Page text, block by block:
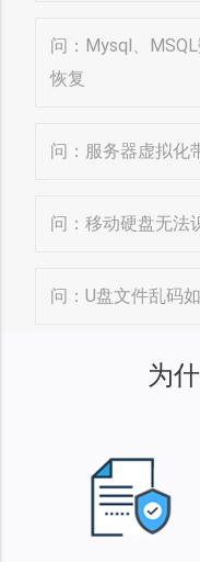
问：Mysql、
恢复
问：服务器虚拟化
问：移动硬盘无法
问：U盘文件乱码
为